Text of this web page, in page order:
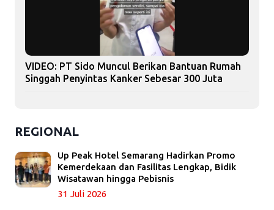
VIDEO: PT Sido Muncul Berikan Bantuan Rumah
Singgah Penyintas Kanker Sebesar 300 Juta
REGIONAL
Up Peak Hotel Semarang Hadirkan Promo
Kemerdekaan dan Fasilitas Lengkap, Bidik
Wisatawan hingga Pebisnis
31 Juli 2026